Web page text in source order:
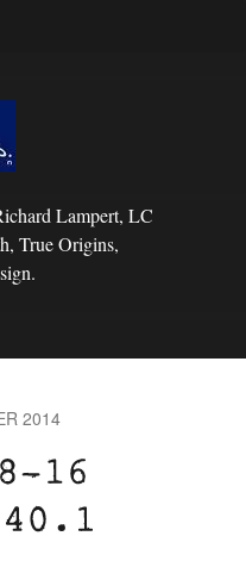
Lampert, LC
True Origins,
2014